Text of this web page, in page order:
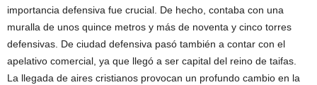
importancia defensiva fue crucial. De hecho, contaba con una
muralla de unos quince metros y más de noventa y cinco torres
defensivas. De ciudad defensiva pasó también a contar con el
apelativo comercial, ya que llegó a ser capital del reino de taifas.
La llegada de aires cristianos provocan un profundo cambio en la